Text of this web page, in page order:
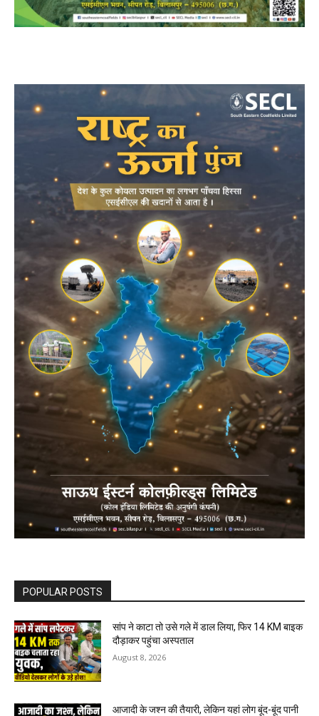
POPULAR POSTS
सांप ने काटा तो उसे गले में डाल लिया, फिर 14 KM बाइक
दौड़ाकर पहुंचा अस्पताल
August 8, 2026
आजादी के जश्न की तैयारी, लेकिन यहां लोग बूंद-बूंद पानी